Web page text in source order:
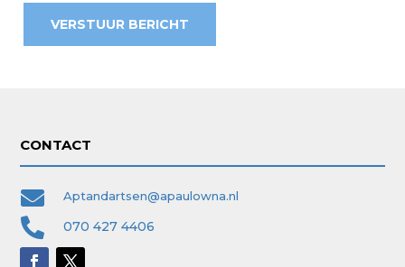
VERSTUUR BERICHT
CONTACT
 Aptandartsen@apaulowna.nl
 070 427 4406